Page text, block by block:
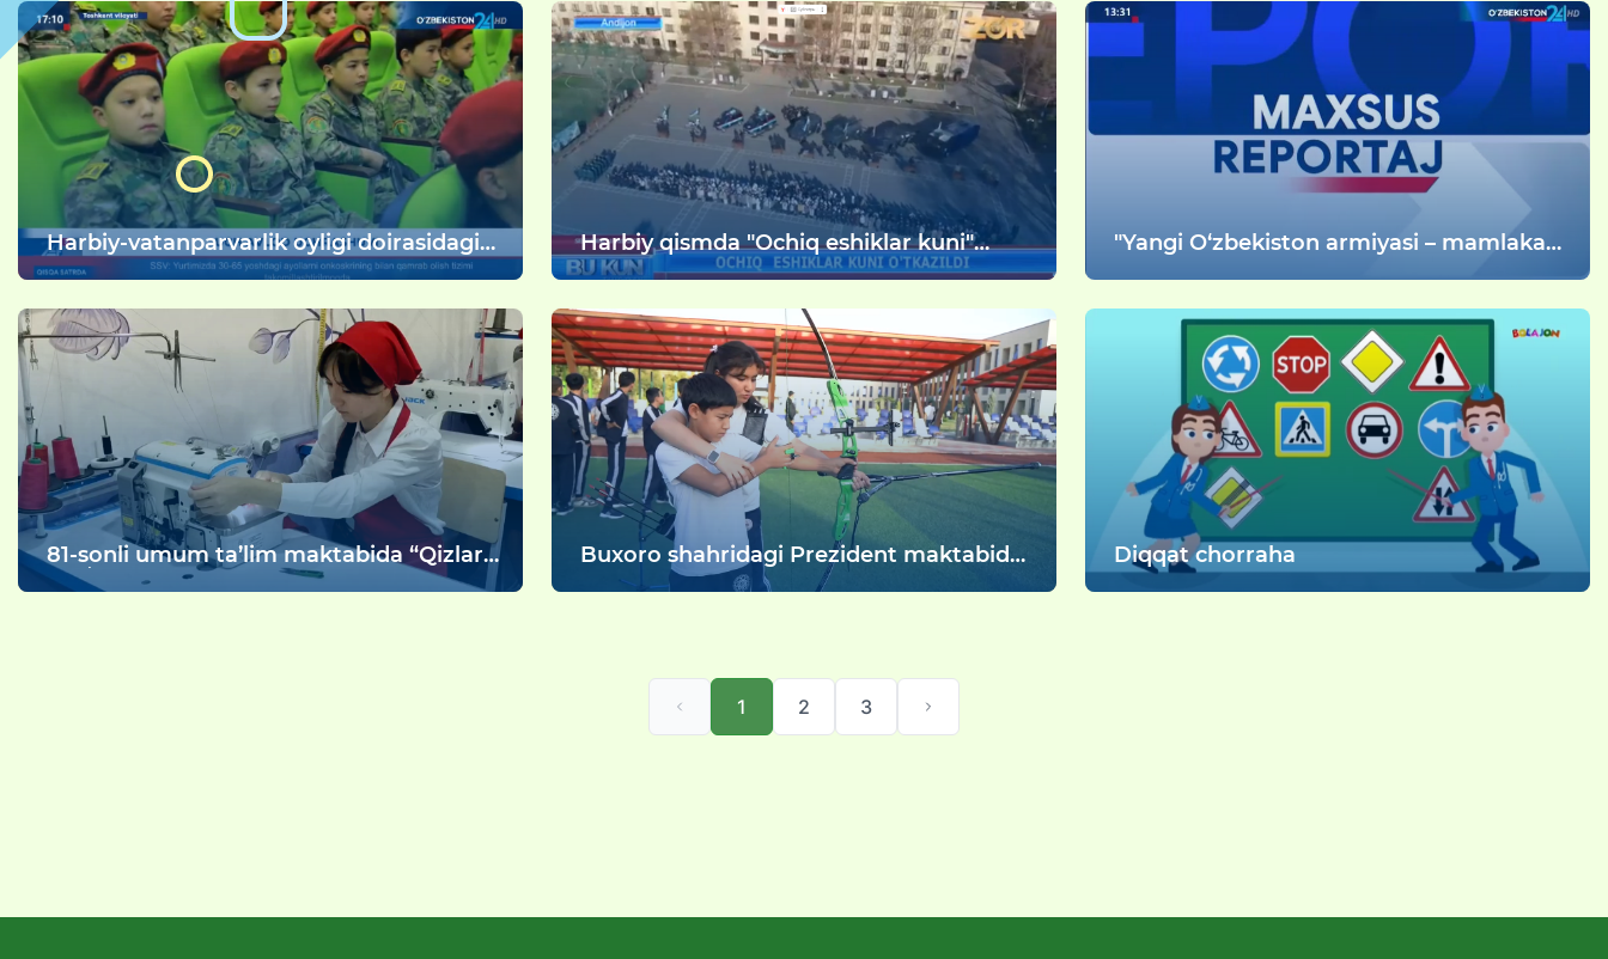
Harbiy-vatanparvarlik oyligi doirasidagi
uch avlod uchrashuvi
Harbiy qismda "Ochiq eshiklar kuni"
tadbiri hamda "Uch avlod uchrashuvi"
"Yangi O‘zbekiston armiyasi – mamlakat
tayanchi, xalqimiz faxri!" shiori ostidagi
81-sonli umum ta’lim maktabida “Qizlar
sogʻlom kelajak poydevori” mavzusida
Buxoro shahridagi Prezident maktabida
harbiy-vatanparvarlik tadbiri oʼtkazildi
Diqqat chorraha
1 2 3